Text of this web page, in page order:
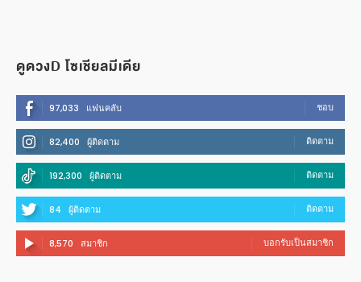
ดูดวงD โซเชียลมีเดีย
97,033 แฟนคลับ ชอบ
82,400 ผู้ติดตาม ติดตาม
192,300 ผู้ติดตาม ติดตาม
84 ผู้ติดตาม ติดตาม
8,570 สมาชิก บอกรับเป็นสมาชิก